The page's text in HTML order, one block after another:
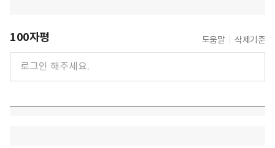
100자평 도움말 삭제기준